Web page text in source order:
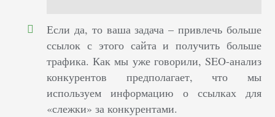
Если да, то ваша задача – привлечь больше
ссылок с этого сайта и получить больше
трафика. Как мы уже говорили, SEO-анализ
конкурентов предполагает, что мы
используем информацию о ссылках для
«слежки» за конкурентами.